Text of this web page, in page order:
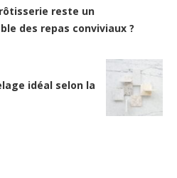
reste un
des repas conviviaux ?
idéal selon la